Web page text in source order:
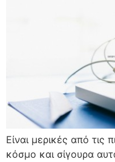
Είναι μερικές από τις
κόσμο και σίγουρα